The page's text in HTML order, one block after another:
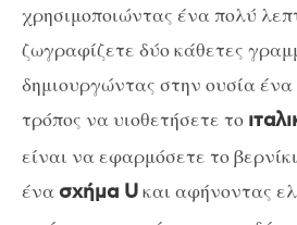
χρησιμοποιώντας ένα πολύ
ζωγραφίζετε δύο κάθετες
δημιουργώντας στην ουσία
τρόπος να υιοθετήσετε το
είναι να εφαρμόσετε το
ένα σχήμα Uκαι αφήνοντας